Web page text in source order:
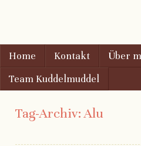
Menu
Gehe zu Inhalt
Home Kontakt Über
Team Kuddelmuddel
Tag-Archiv:Alu